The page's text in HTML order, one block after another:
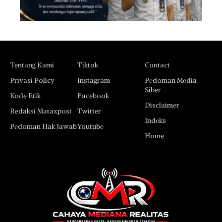
Tentang Kami
Privasi Policy
Kode Etik
Redaksi Mataxpost
Pedoman Hak Jawab
Tiktok
Instagram
Facebook
Twitter
Youtube
Contact
Pedoman Media
Siber
Disclaimer
Indeks
Home